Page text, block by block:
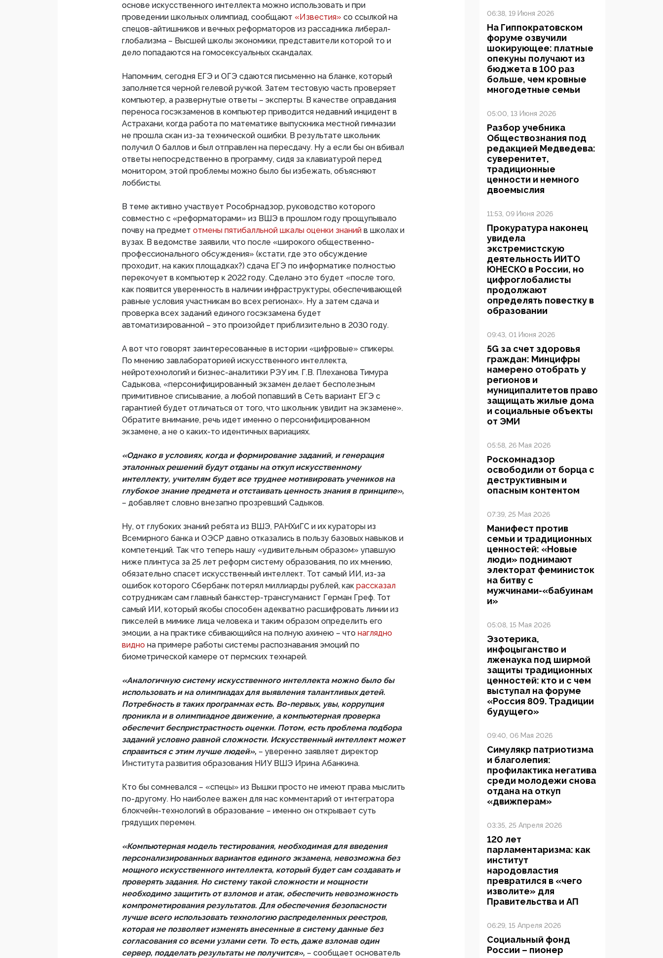
основе искусственного интеллекта можно использовать и при
проведении школьных олимпиад, сообщают «Известия» со ссылкой на
спецов-айтишников и вечных реформаторов из рассадника либерал-
глобализма – Высшей школы экономики, представители которой то и
дело попадаются на гомосексуальных скандалах.
Напомним, сегодня ЕГЭ и ОГЭ сдаются письменно на бланке, который
заполняется черной гелевой ручкой. Затем тестовую часть проверяет
компьютер, а развернутые ответы – эксперты. В качестве оправдания
переноса госэкзаменов в компьютер приводится недавний инцидент в
Астрахани, когда работа по математике выпускника местной гимназии
не прошла скан из-за технической ошибки. В результате школьник
получил 0 баллов и был отправлен на пересдачу. Ну а если бы он вбивал
ответы непосредственно в программу, сидя за клавиатурой перед
монитором, этой проблемы можно было бы избежать, объясняют
лоббисты.
В теме активно участвует Рособрнадзор, руководство которого
совместно с «реформаторами» из ВШЭ в прошлом году прощупывало
почву на предмет отмены пятибалльной шкалы оценки знаний в школах и
вузах. В ведомстве заявили, что после «широкого общественно-
профессионального обсуждения» (кстати, где это обсуждение
проходит, на каких площадках?) сдача ЕГЭ по информатике полностью
перекочует в компьютер к 2022 году. Сделано это будет «после того,
как появится уверенность в наличии инфраструктуры, обеспечивающей
равные условия участникам во всех регионах». Ну а затем сдача и
проверка всех заданий единого госэкзамена будет
автоматизированной – это произойдет приблизительно в 2030 году.
А вот что говорят заинтересованные в истории «цифровые» спикеры.
По мнению завлабораторией искусственного интеллекта,
нейротехнологий и бизнес-аналитики РЭУ им. Г.В. Плеханова Тимура
Садыкова, «персонифицированный экзамен делает бесполезным
примитивное списывание, а любой попавший в Сеть вариант ЕГЭ с
гарантией будет отличаться от того, что школьник увидит на экзамене».
Обратите внимание, речь идет именно о персонифицированном
экзамене, а не о каких-то идентичных вариациях.
«Однако в условиях, когда и формирование заданий, и генерация
эталонных решений будут отданы на откуп искусственному
интеллекту, учителям будет все труднее мотивировать учеников на
глубокое знание предмета и отстаивать ценность знания в принципе»,
– добавляет словно внезапно прозревший Садыков.
Ну, от глубоких знаний ребята из ВШЭ, РАНХиГС и их кураторы из
Всемирного банка и ОЭСР давно отказались в пользу базовых навыков и
компетенций. Так что теперь нашу «удивительным образом» упавшую
ниже плинтуса за 25 лет реформ систему образования, по их мнению,
обязательно спасет искусственный интеллект. Тот самый ИИ, из-за
ошибок которого Сбербанк потерял миллиарды рублей, как рассказал
сотрудникам сам главный банкстер-трансгуманист Герман Греф. Тот
самый ИИ, который якобы способен адекватно расшифровать линии из
пикселей в мимике лица человека и таким образом определить его
эмоции, а на практике сбивающийся на полную ахинею – что наглядно
видно на примере работы системы распознавания эмоций по
биометрической камере от пермских технарей.
«Аналогичную систему искусственного интеллекта можно было бы
использовать и на олимпиадах для выявления талантливых детей.
Потребность в таких программах есть. Во-первых, увы, коррупция
проникла и в олимпиадное движение, а компьютерная проверка
обеспечит беспристрастность оценки. Потом, есть проблема подбора
заданий условно равной сложности. Искусственный интеллект может
справиться с этим лучше людей», – уверенно заявляет директор
Института развития образования НИУ ВШЭ Ирина Абанкина.
Кто бы сомневался – «спецы» из Вышки просто не имеют права мыслить
по-другому. Но наиболее важен для нас комментарий от интегратора
блокчейн-технологий в образование – именно он открывает суть
грядущих перемен.
«Компьютерная модель тестирования, необходимая для введения
персонализированных вариантов единого экзамена, невозможна без
мощного искусственного интеллекта, который будет сам создавать и
проверять задания. Но систему такой сложности и мощности
необходимо защитить от взломов и атак, обеспечить невозможность
компрометирования результатов. Для обеспечения безопасности
лучше всего использовать технологию распределенных реестров,
которая не позволяет изменять внесенные в систему данные без
согласования со всеми узлами сети. То есть, даже взломав один
сервер, подделать результаты не получится», – сообщает основатель
06:38, 19 Июня 2026
На Гиппократовском
форуме озвучили
шокирующее: платные
опекуны получают из
бюджета в 100 раз
больше, чем кровные
многодетные семьи
05:00, 13 Июня 2026
Разбор учебника
Обществознания под
редакцией Медведева:
суверенитет,
традиционные
ценности и немного
двоемыслия
11:53, 09 Июня 2026
Прокуратура наконец
увидела
экстремистскую
деятельность ИИТО
ЮНЕСКО в России, но
цифроглобалисты
продолжают
определять повестку в
образовании
09:43, 01 Июня 2026
5G за счет здоровья
граждан: Минцифры
намерено отобрать у
регионов и
муниципалитетов право
защищать жилые дома
и социальные объекты
от ЭМИ
05:58, 26 Мая 2026
Роскомнадзор
освободили от борца с
деструктивным и
опасным контентом
07:39, 25 Мая 2026
Манифест против
семьи и традиционных
ценностей: «Новые
люди» поднимают
электорат феминисток
на битву с
мужчинами-«бабуинам
и»
05:08, 15 Мая 2026
Эзотерика,
инфоцыганство и
лженаука под ширмой
защиты традиционных
ценностей: кто и с чем
выступал на форуме
«Россия 809. Традиции
будущего»
09:40, 06 Мая 2026
Симулякр патриотизма
и благолепия:
профилактика негатива
среди молодежи снова
отдана на откуп
«движперам»
03:35, 25 Апреля 2026
120 лет
парламентаризма: как
институт
народовластия
превратился в «чего
изволите» для
Правительства и АП
06:29, 15 Апреля 2026
Социальный фонд
России – пионер